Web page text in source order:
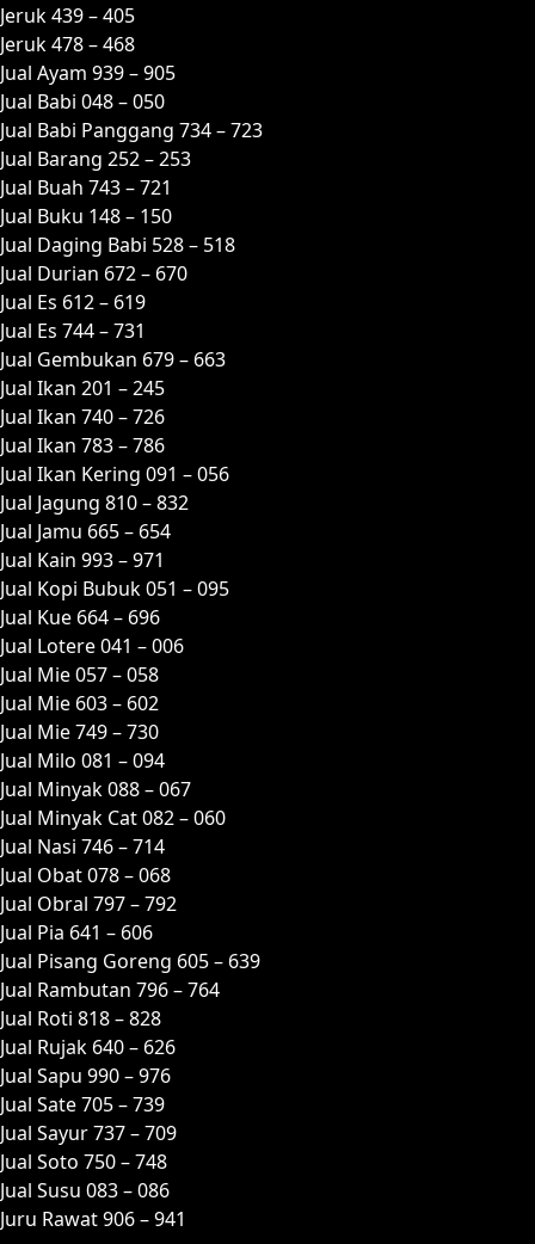
Jeruk 439 – 405
Jeruk 478 – 468
Jual Ayam 939 – 905
Jual Babi 048 – 050
Jual Babi Panggang 734 – 723
Jual Barang 252 – 253
Jual Buah 743 – 721
Jual Buku 148 – 150
Jual Daging Babi 528 – 518
Jual Durian 672 – 670
Jual Es 612 – 619
Jual Es 744 – 731
Jual Gembukan 679 – 663
Jual Ikan 201 – 245
Jual Ikan 740 – 726
Jual Ikan 783 – 786
Jual Ikan Kering 091 – 056
Jual Jagung 810 – 832
Jual Jamu 665 – 654
Jual Kain 993 – 971
Jual Kopi Bubuk 051 – 095
Jual Kue 664 – 696
Jual Lotere 041 – 006
Jual Mie 057 – 058
Jual Mie 603 – 602
Jual Mie 749 – 730
Jual Milo 081 – 094
Jual Minyak 088 – 067
Jual Minyak Cat 082 – 060
Jual Nasi 746 – 714
Jual Obat 078 – 068
Jual Obral 797 – 792
Jual Pia 641 – 606
Jual Pisang Goreng 605 – 639
Jual Rambutan 796 – 764
Jual Roti 818 – 828
Jual Rujak 640 – 626
Jual Sapu 990 – 976
Jual Sate 705 – 739
Jual Sayur 737 – 709
Jual Soto 750 – 748
Jual Susu 083 – 086
Juru Rawat 906 – 941